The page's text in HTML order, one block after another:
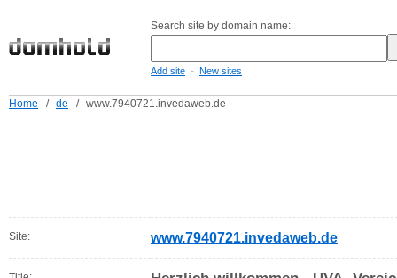
Search site by domain name:
Add site - New sites
Home / de / www.7940721.invedaweb.de
Site: www.7940721.invedaweb.de